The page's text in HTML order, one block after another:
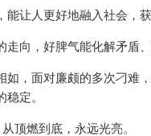
让人更好地融入社会，
向，好脾气能化解矛盾
如，面对廉颇的多次刁难
定。
顶燃到底，永远光亮。